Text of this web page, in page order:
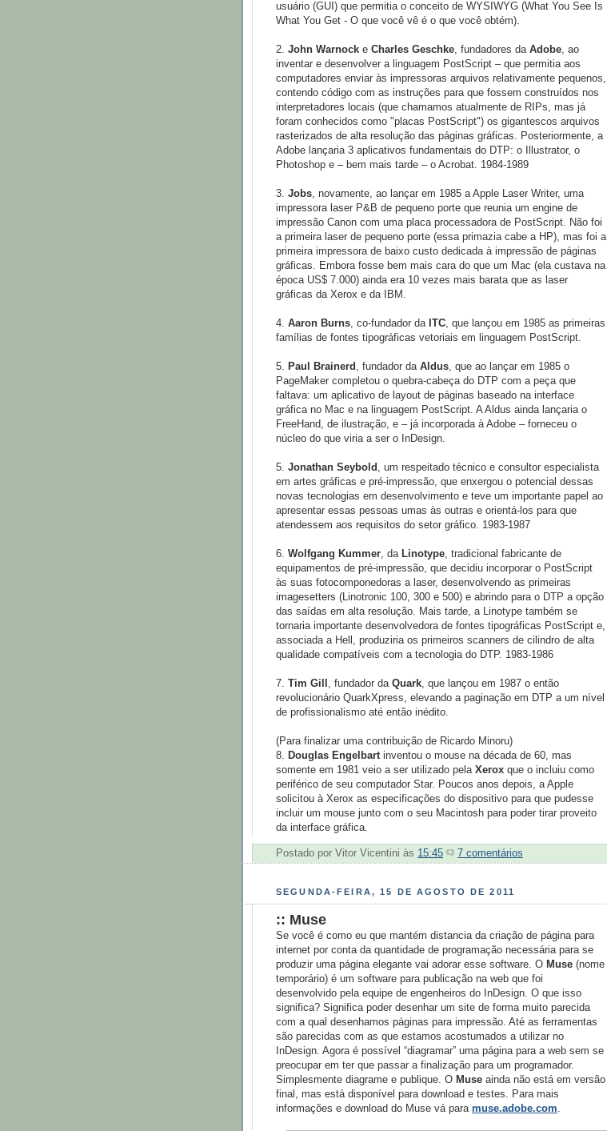
usuário (GUI) que permitia o conceito de WYSIWYG (What You See Is
What You Get - O que você vê é o que você obtém).
2. John Warnock e Charles Geschke, fundadores da Adobe, ao
inventar e desenvolver a linguagem PostScript – que permitia aos
computadores enviar às impressoras arquivos relativamente pequenos,
contendo código com as instruções para que fossem construídos nos
interpretadores locais (que chamamos atualmente de RIPs, mas já
foram conhecidos como "placas PostScript") os gigantescos arquivos
rasterizados de alta resolução das páginas gráficas. Posteriormente, a
Adobe lançaria 3 aplicativos fundamentais do DTP: o Illustrator, o
Photoshop e – bem mais tarde – o Acrobat. 1984-1989
3. Jobs, novamente, ao lançar em 1985 a Apple Laser Writer, uma
impressora laser P&B de pequeno porte que reunia um engine de
impressão Canon com uma placa processadora de PostScript. Não foi
a primeira laser de pequeno porte (essa primazia cabe a HP), mas foi a
primeira impressora de baixo custo dedicada à impressão de páginas
gráficas. Embora fosse bem mais cara do que um Mac (ela custava na
época US$ 7.000) ainda era 10 vezes mais barata que as laser
gráficas da Xerox e da IBM.
4. Aaron Burns, co-fundador da ITC, que lançou em 1985 as primeiras
famílias de fontes tipográficas vetoriais em linguagem PostScript.
5. Paul Brainerd , fundador da Aldus, que ao lançar em 1985 o
PageMaker completou o quebra-cabeça do DTP com a peça que
faltava: um aplicativo de layout de páginas baseado na interface
gráfica no Mac e na linguagem PostScript. A Aldus ainda lançaria o
FreeHand, de ilustração, e – já incorporada à Adobe – forneceu o
núcleo do que viria a ser o InDesign.
5. Jonathan Seybold , um respeitado técnico e consultor especialista
em artes gráficas e pré-impressão, que enxergou o potencial dessas
novas tecnologias em desenvolvimento e teve um importante papel ao
apresentar essas pessoas umas às outras e orientá-los para que
atendessem aos requisitos do setor gráfico. 1983-1987
6. Wolfgang Kummer, da Linotype, tradicional fabricante de
equipamentos de pré-impressão, que decidiu incorporar o PostScript
às suas fotocomponedoras a laser, desenvolvendo as primeiras
imagesetters (Linotronic 100, 300 e 500) e abrindo para o DTP a opção
das saídas em alta resolução. Mais tarde, a Linotype também se
tornaria importante desenvolvedora de fontes tipográficas PostScript e,
associada a Hell, produziria os primeiros scanners de cilindro de alta
qualidade compatíveis com a tecnologia do DTP. 1983-1986
7. Tim Gill , fundador da Quark, que lançou em 1987 o então
revolucionário QuarkXpress, elevando a paginação em DTP a um nível
de profissionalismo até então inédito.
(Para finalizar uma contribuição de Ricardo Minoru)
8. Douglas Engelbart inventou o mouse na década de 60, mas
somente em 1981 veio a ser utilizado pela Xerox que o incluiu como
periférico de seu computador Star. Poucos anos depois, a Apple
solicitou à Xerox as especificações do dispositivo para que pudesse
incluir um mouse junto com o seu Macintosh para poder tirar proveito
da interface gráfica.
Postado por Vitor Vicentini às 15:45 7 comentários
SEGUNDA-FEIRA, 15 DE AGOSTO DE 2011
:: Muse
Se você é como eu que mantém distancia da criação de página para
internet por conta da quantidade de programação necessária para se
produzir uma página elegante vai adorar esse software. O Muse (nome
temporário) é um software para publicação na web que foi
desenvolvido pela equipe de engenheiros do InDesign. O que isso
significa? Significa poder desenhar um site de forma muito parecida
com a qual desenhamos páginas para impressão. Até as ferramentas
são parecidas com as que estamos acostumados a utilizar no
InDesign. Agora é possível “diagramar” uma página para a web sem se
preocupar em ter que passar a finalização para um programador.
Simplesmente diagrame e publique. O Muse ainda não está em versão
final, mas está disponível para download e testes. Para mais
informações e download do Muse vá para muse.adobe.com.